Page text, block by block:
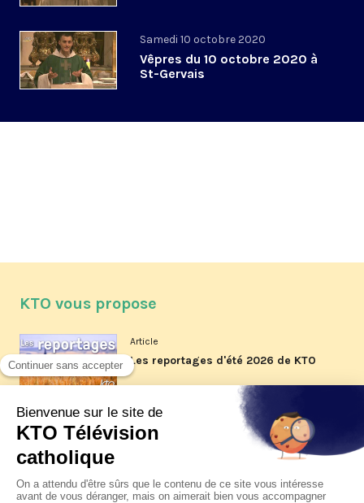
Samedi 10 octobre 2020
Vêpres du 10 octobre 2020 à
St-Gervais
KTO vous propose
Article
Les reportages d'été 2026 de KTO
Article
La visite pastorale du pape Léon
XIV à Assise à suivre sur KTO le
Article